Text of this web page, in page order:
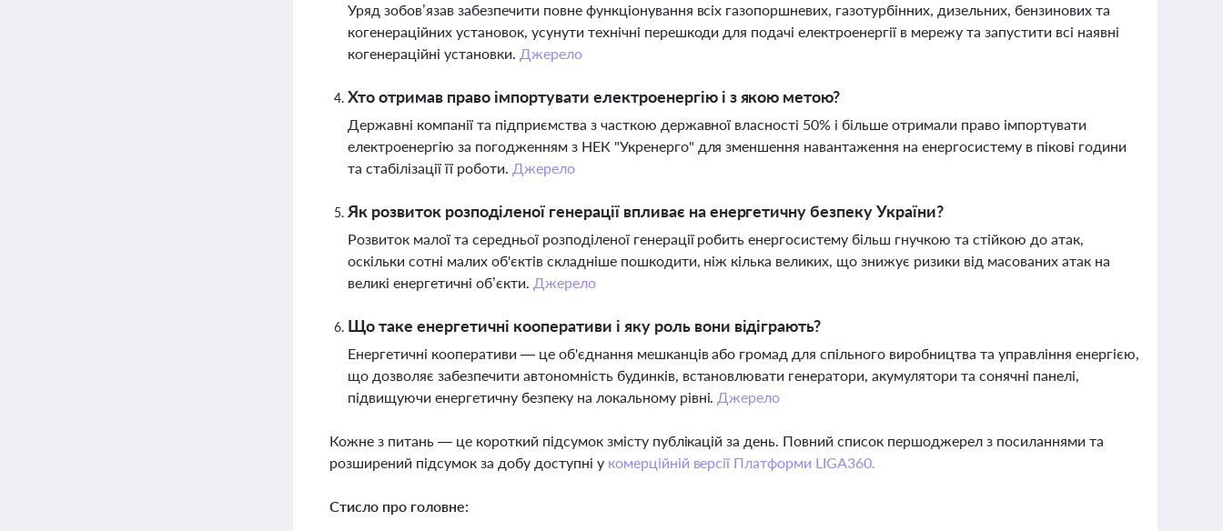
Уряд зобов’язав забезпечити повне функціонування всіх газопоршневих, газотурбінних, дизельних, бензинових та
когенераційних установок, усунути технічні перешкоди для подачі електроенергії в мережу та запустити всі наявні
когенераційні установки. Джерело
Хто отримав право імпортувати електроенергію і з якою метою?
Державні компанії та підприємства з часткою державної власності 50% і більше отримали право імпортувати
електроенергію за погодженням з НЕК "Укренерго" для зменшення навантаження на енергосистему в пікові години
та стабілізації її роботи. Джерело
Як розвиток розподіленої генерації впливає на енергетичну безпеку України?
Розвиток малої та середньої розподіленої генерації робить енергосистему більш гнучкою та стійкою до атак,
оскільки сотні малих об'єктів складніше пошкодити, ніж кілька великих, що знижує ризики від масованих атак на
великі енергетичні об’єкти. Джерело
Що таке енергетичні кооперативи і яку роль вони відіграють?
Енергетичні кооперативи — це об'єднання мешканців або громад для спільного виробництва та управління енергією,
що дозволяє забезпечити автономність будинків, встановлювати генератори, акумулятори та сонячні панелі,
підвищуючи енергетичну безпеку на локальному рівні. Джерело
Кожне з питань — це короткий підсумок змісту публікацій за день. Повний список першоджерел з посиланнями та
розширений підсумок за добу доступні у комерційній версії Платформи LIGA360.
Стисло про головне: